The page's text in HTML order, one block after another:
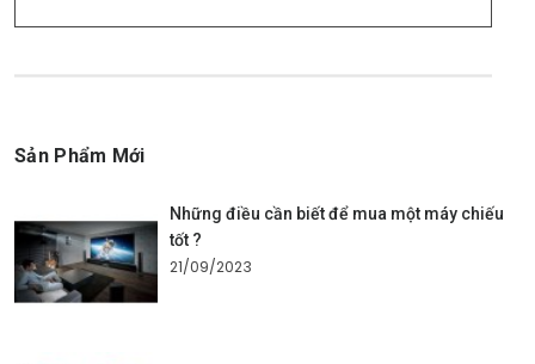
Sản Phẩm Mới
Những điều cần biết để mua một máy chiếu
tốt ?
21/09/2023